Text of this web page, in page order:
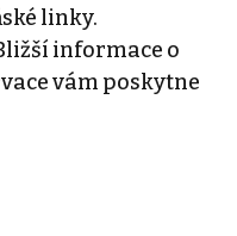
linky.
informace o
vám poskytne